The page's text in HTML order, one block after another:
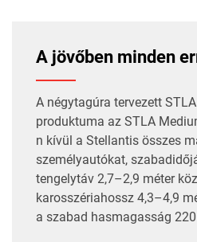
A jövőben minden
A négytagúra tervezett
produktuma az STLA
n kívül a Stellantis összes
személyautókat,
tengelytáv 2,7–2,9 méter
karosszériahossz 4,3–4,9
a szabad hasmagasság